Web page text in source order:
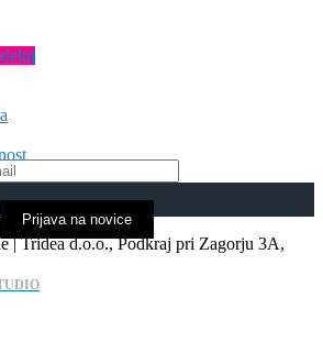
Prijava na novice
| Tridea d.o.o., Podkraj pri Zagorju 3A,